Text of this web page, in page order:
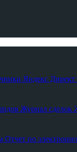
Яндекс Директ
Журнал сделок
Отчет по